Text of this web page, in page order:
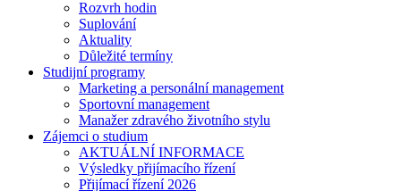
Rozvrh hodin
Suplování
Aktuality
Důležité termíny
Studijní programy
Marketing a personální management
Sportovní management
Manažer zdravého životního stylu
Zájemci o studium
AKTUÁLNÍ INFORMACE
Výsledky přijímacího řízení
Přijímací řízení 2026